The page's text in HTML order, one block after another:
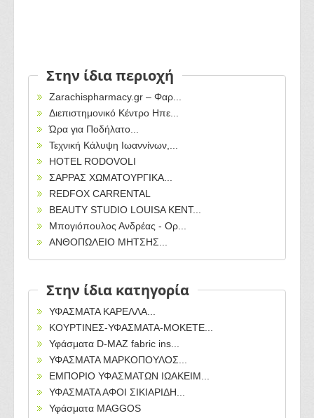
Στην ίδια περιοχή
Zarachispharmacy.gr – Φαρ...
Διεπιστημονικό Κέντρο Ηπε...
Ώρα για Ποδήλατο...
Τεχνική Κάλυψη Ιωαννίνων,...
HOTEL RODOVOLI
ΣΑΡΡΑΣ ΧΩΜΑΤΟΥΡΓΙΚΑ...
REDFOX CARRENTAL
BEAUTY STUDIO LOUISA ΚΕΝΤ...
Μπογιόπουλος Ανδρέας - Ορ...
ΑΝΘΟΠΩΛΕΙΟ ΜΗΤΣΗΣ...
Στην ίδια κατηγορία
ΥΦΑΣΜΑΤΑ ΚΑΡΕΛΛΑ...
ΚΟΥΡΤΙΝΕΣ-ΥΦΑΣΜΑΤΑ-ΜΟΚΕΤΕ...
Υφάσματα D-MAZ fabric ins...
ΥΦΑΣΜΑΤΑ ΜΑΡΚΟΠΟΥΛΟΣ...
ΕΜΠΟΡΙΟ ΥΦΑΣΜΑΤΩΝ ΙΩΑΚΕΙΜ...
ΥΦΑΣΜΑΤΑ ΑΦΟΙ ΣΙΚΙΑΡΙΔΗ...
Υφάσματα MAGGOS